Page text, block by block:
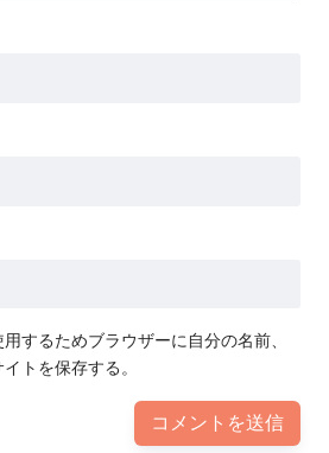
するためブラウザーに自分の名前、
トを保存する。